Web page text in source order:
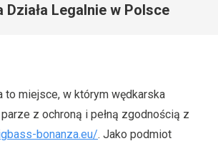
Działa Legalnie w Polsce
to miejsce, w którym wędkarska
z ochroną i pełną zgodnością z
bonanza.eu/. Jako podmiot